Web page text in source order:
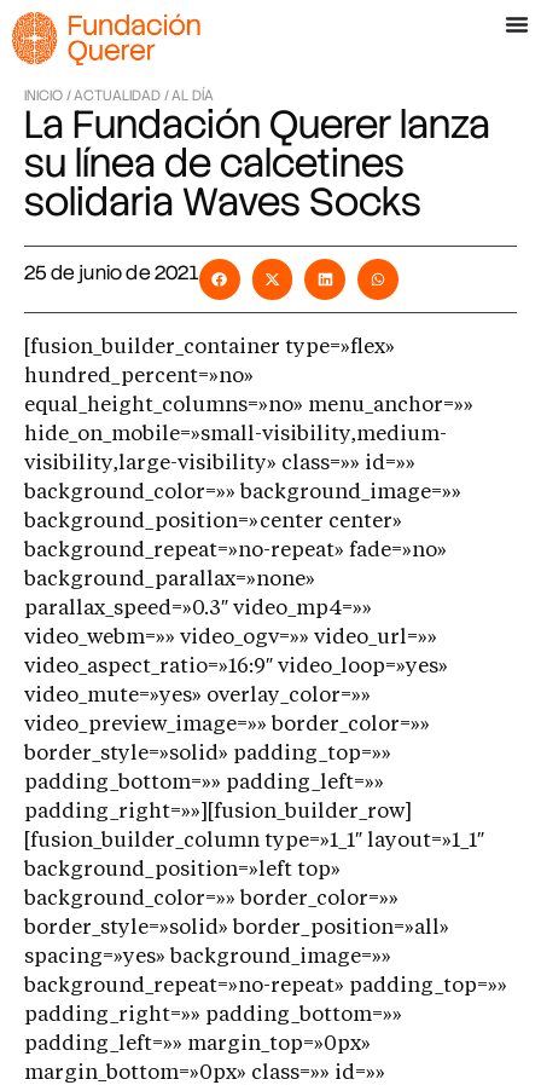
INICIO /ACTUALIDAD /AL DÍA
La Fundación Querer lanza
su línea de calcetines
solidaria Waves Socks
25 de junio de 2021
[fusion_builder_container type=»flex»
hundred_percent=»no»
equal_height_columns=»no» menu_anchor=»»
hide_on_mobile=»small-visibility,medium-
visibility,large-visibility» class=»» id=»»
background_color=»» background_image=»»
background_position=»center center»
background_repeat=»no-repeat» fade=»no»
background_parallax=»none»
parallax_speed=»0.3″ video_mp4=»»
video_webm=»» video_ogv=»» video_url=»»
video_aspect_ratio=»16:9″ video_loop=»yes»
video_mute=»yes» overlay_color=»»
video_preview_image=»» border_color=»»
border_style=»solid» padding_top=»»
padding_bottom=»» padding_left=»»
padding_right=»»][fusion_builder_row]
[fusion_builder_column type=»1_1″ layout=»1_1″
background_position=»left top»
background_color=»» border_color=»»
border_style=»solid» border_position=»all»
spacing=»yes» background_image=»»
background_repeat=»no-repeat» padding_top=»»
padding_right=»» padding_bottom=»»
padding_left=»» margin_top=»0px»
margin_bottom=»0px» class=»» id=»»